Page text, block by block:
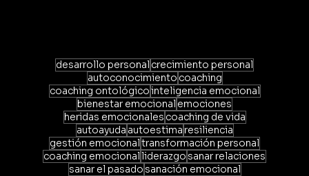
desarrollo personal crecimiento personal
autoconocimiento coaching
coaching ontológicointeligencia emocional
bienestar emocional emociones
heridas emocionales coaching de vida
autoayuda autoestimaresiliencia
gestión emocionaltransformación personal
coaching emocionalliderazgo sanar relaciones
sanar el pasado sanación emocional